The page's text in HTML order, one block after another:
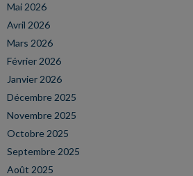
Mai 2026
Avril 2026
Mars 2026
Février 2026
Janvier 2026
Décembre 2025
Novembre 2025
Octobre 2025
Septembre 2025
Août 2025